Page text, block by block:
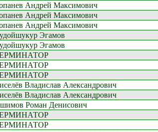
Андрей Максимович
Андрей Максимович
Андрей Максимович
Эгамов
Эгамов
Владислав Александрович
Владислав Александрович
Роман Денисович